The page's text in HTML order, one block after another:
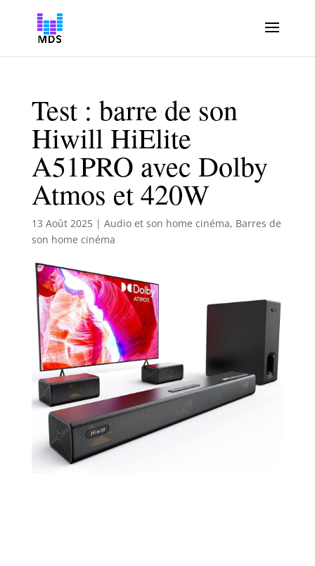
Test : barre de son
Hiwill HiElite
A51PRO avec Dolby
Atmos et 420W
13 Août 2025| Audio et son home cinéma, Barres de
son home cinéma